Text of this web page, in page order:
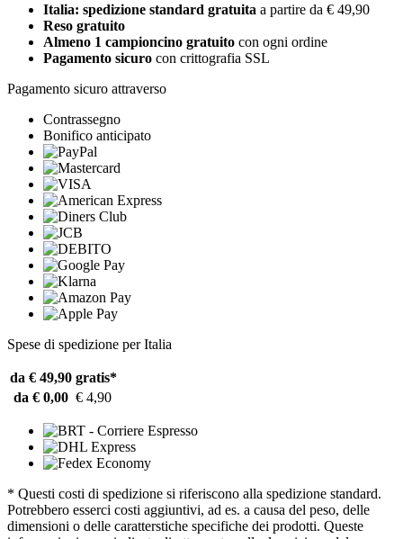
Italia: spedizione standard gratuita a partire da € 49,90
Reso gratuito
Almeno 1 campioncino gratuito con ogni ordine
Pagamento sicuro con crittografia SSL
Pagamento sicuro attraverso
Contrassegno
Bonifico anticipato
Spese di spedizione per Italia
da € 49,90 gratis*
da € 0,00 € 4,90
* Questi costi di spedizione si riferiscono alla spedizione standard.
Potrebbero esserci costi aggiuntivi, ad es. a causa del peso, delle
dimensioni o delle caratterstiche specifiche dei prodotti. Queste